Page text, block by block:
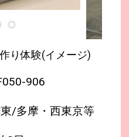
り体験(イメージ)
906
/多摩・西東京等